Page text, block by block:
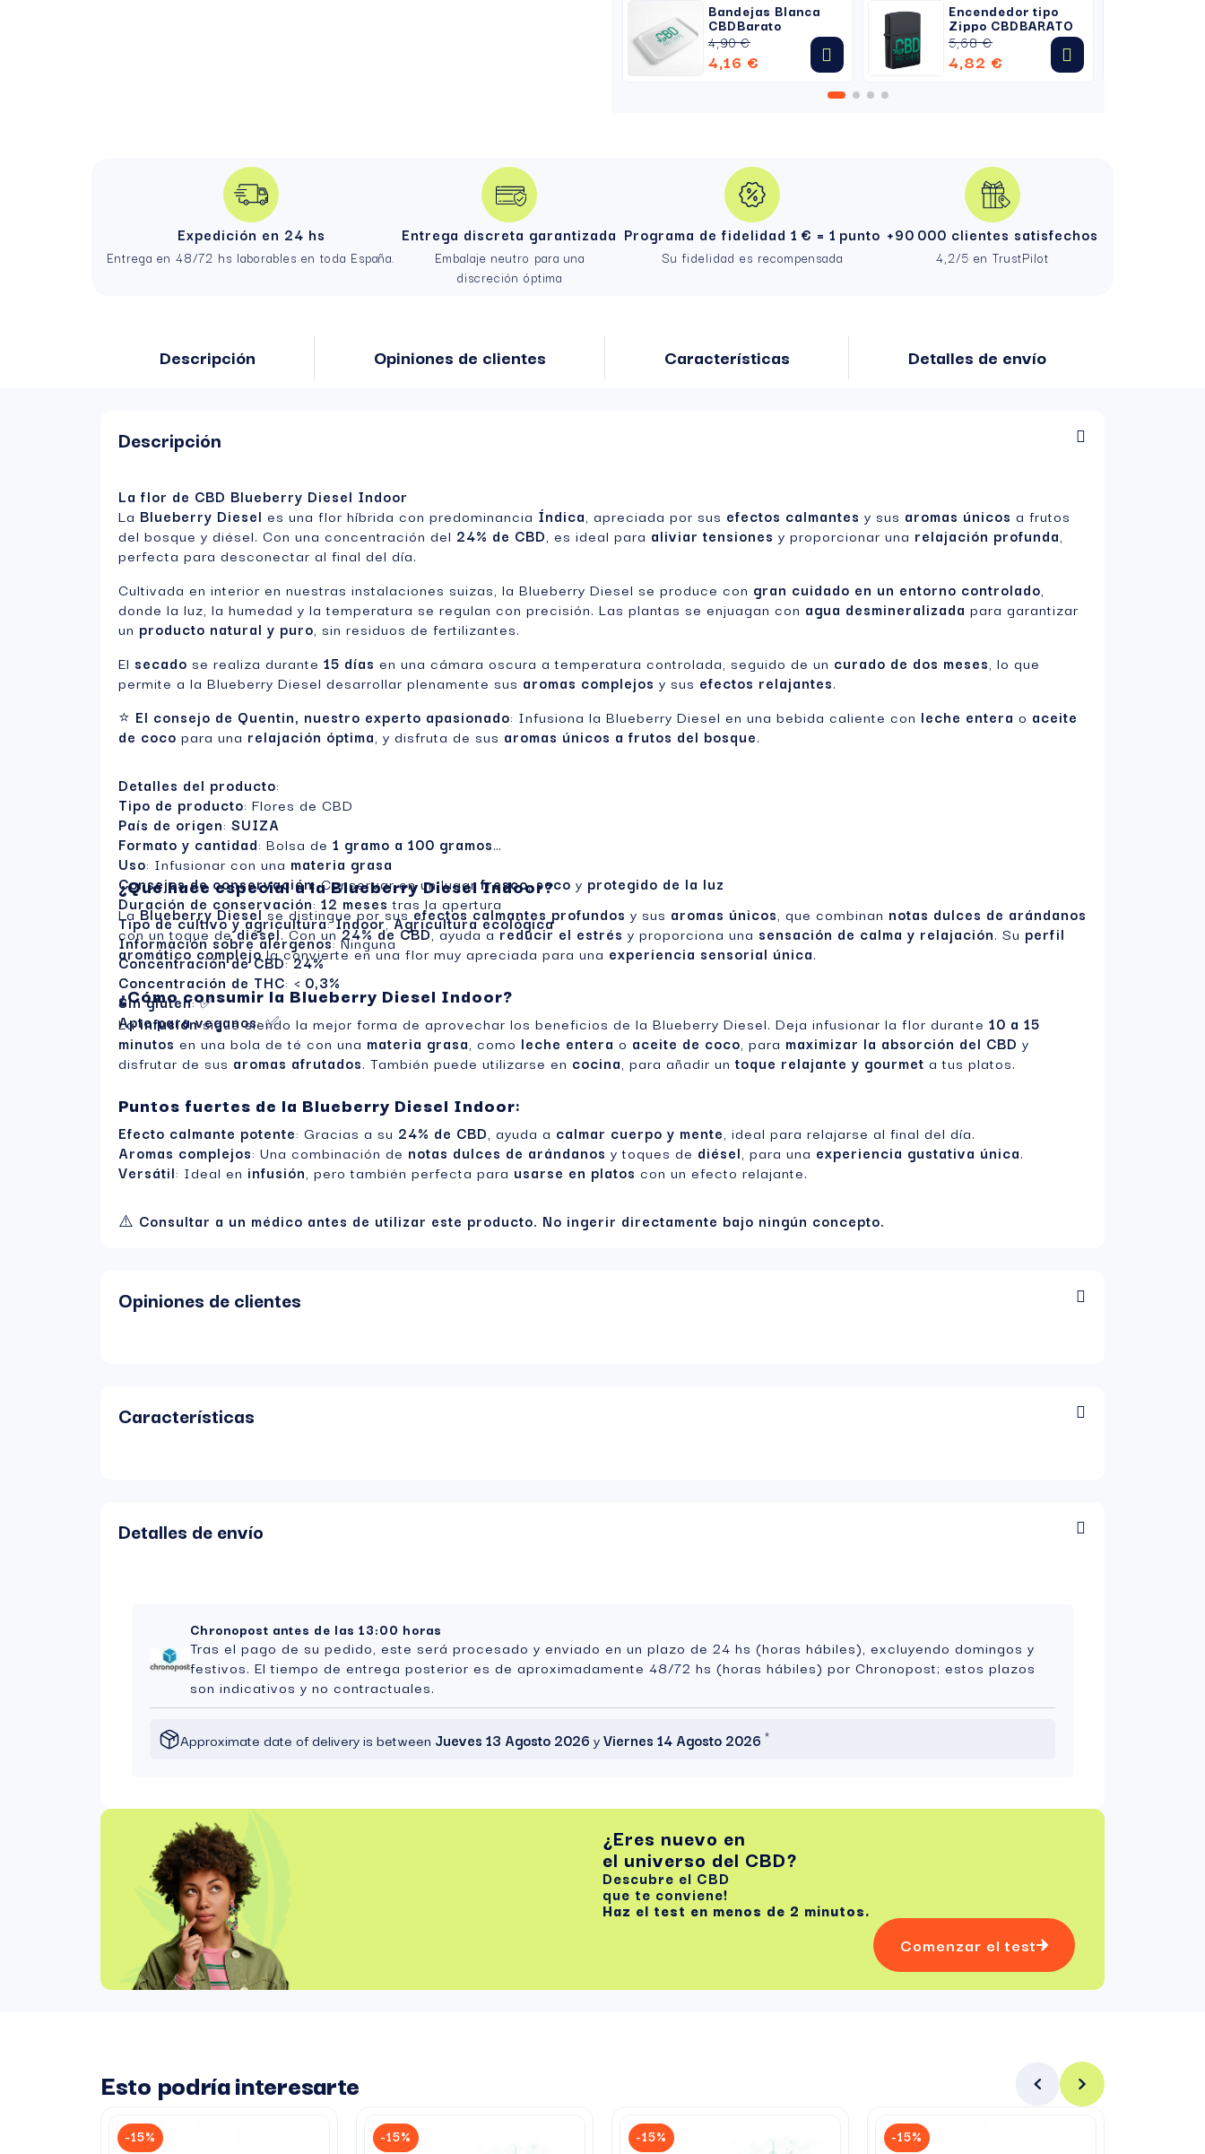
Bandejas Blanca
CBDBarato
4,90 €
4,16 €
Encendedor tipo
Zippo CBDBARATO
5,68 €
4,82 €
Expedición en 24 hs
Entrega en 48/72 hs laborables en toda España.
Entrega discreta garantizada
Embalaje neutro para una
discreción óptima
Programa de fidelidad 1 € = 1 punto
Su fidelidad es recompensada
+90 000 clientes satisfechos
4,2/5 en TrustPilot
Descripción Opiniones de clientes Características Detalles de envío
Descripción
La flor de CBD Blueberry Diesel Indoor
La Blueberry Diesel es una flor híbrida con predominancia Índica, apreciada por sus efectos calmantes y sus aromas únicos a frutos
del bosque y diésel. Con una concentración del 24% de CBD, es ideal para aliviar tensiones y proporcionar una relajación profunda,
perfecta para desconectar al final del día.
Cultivada en interior en nuestras instalaciones suizas, la Blueberry Diesel se produce con gran cuidado en un entorno controlado,
donde la luz, la humedad y la temperatura se regulan con precisión. Las plantas se enjuagan con agua desmineralizada para garantizar
un producto natural y puro, sin residuos de fertilizantes.
El secado se realiza durante 15 días en una cámara oscura a temperatura controlada, seguido de un curado de dos meses, lo que
permite a la Blueberry Diesel desarrollar plenamente sus aromas complejos y sus efectos relajantes.
⭐ El consejo de Quentin, nuestro experto apasionado: Infusiona la Blueberry Diesel en una bebida caliente con leche entera o aceite
de coco para una relajación óptima, y disfruta de sus aromas únicos a frutos del bosque.
Detalles del producto:
Tipo de producto: Flores de CBD
País de origen: SUIZA
Formato y cantidad: Bolsa de 1 gramo a 100 gramos
Uso: Infusionar con una materia grasa
Consejos de conservación: Conservar en un lugar fresco,seco y protegido de la luz
Duración de conservación: 12 meses tras la apertura
Tipo de cultivo y agricultura:Indoor,Agricultura ecológica
Información sobre alérgenos: Ninguna
Concentración de CBD:24%
Concentración de THC: < 0,3%
Sin gluten: ✅
Apto para veganos: ✅
¿Qué hace especial a la Blueberry Diesel Indoor?
LaBlueberry Dieselse distingue por susefectos calmantes profundos y sus aromas únicos, que combinan notas dulces de arándanos
con un toque dediésel. Con un24% de CBD, ayuda areducir el estrés y proporciona una sensación de calma y relajación. Su perfil
aromático complejola convierte en una flor muy apreciada para una experiencia sensorial única.
¿Cómo consumir la Blueberry Diesel Indoor?
Lainfusiónsigue siendo la mejor forma de aprovechar los beneficios de la Blueberry Diesel. Deja infusionar la flor durante 10 a 15
minutos en una bola de té con una materia grasa, como leche entera o aceite de coco, para maximizar la absorción del CBD y
disfrutar de sus aromas afrutados. También puede utilizarse en cocina, para añadir untoque relajante y gourmet a tus platos.
Puntos fuertes de la Blueberry Diesel Indoor:
Efecto calmante potente: Gracias a su 24% de CBD, ayuda a calmar cuerpo y mente, ideal para relajarse al final del día.
Aromas complejos: Una combinación de notas dulces de arándanos y toques de diésel, para una experiencia gustativa única.
Versátil: Ideal en infusión, pero también perfecta para usarse en platos con un efecto relajante.
⚠️ Consultar a un médico antes de utilizar este producto. No ingerir directamente bajo ningún concepto.
Opiniones de clientes
Características
Detalles de envío
Chronopost antes de las 13:00 horas
Tras el pago de su pedido, este será procesado y enviado en un plazo de 24 hs (horas hábiles), excluyendo domingos y
festivos. El tiempo de entrega posterior es de aproximadamente 48/72 hs (horas hábiles) por Chronopost; estos plazos
son indicativos y no contractuales.
Approximate date of delivery is between Jueves 13 Agosto 2026 yViernes 14 Agosto 2026 *
¿Eres nuevo en
el universo del CBD?
Descubre el CBD
que te conviene!
Haz el test en menos de 2 minutos.
Comenzar el test
Esto podría interesarte
-15% -15% -15% -15%